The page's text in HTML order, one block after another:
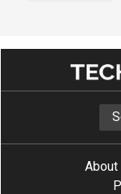
About